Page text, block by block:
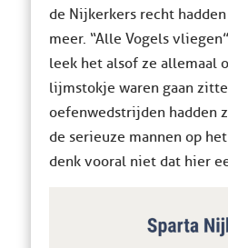
de Nijkerkers recht
meer. “Alle Vogels
leek het alsof ze allemaal
lijmstokje waren gaan
oefenwedstrijden hadden
de serieuze mannen op
denk vooral niet dat hier